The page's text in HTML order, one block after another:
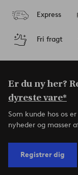
Express
Fri fragt
Er du ny her?
dyreste vare*
Som kunde hos os
nyheder og masser
Registrer dig